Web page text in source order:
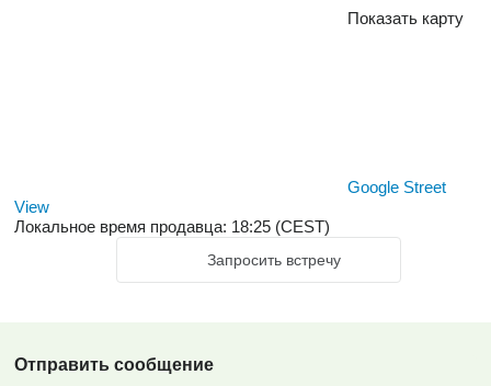
Показать карту
Google Street
View
Локальное время продавца: 18:25 (CEST)
Запросить встречу
Отправить сообщение